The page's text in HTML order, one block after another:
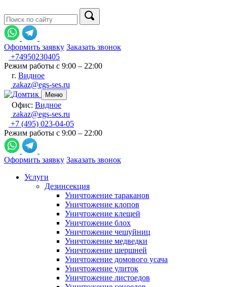
Оформить заявку Заказать звонок
+74950230405
Режим работы с 9:00 – 22:00
г. Видное
zakaz@egs-ses.ru
Меню
Офис: Видное
zakaz@egs-ses.ru
+7 (495) 023-04-05
Режим работы с 9:00 – 22:00
Оформить заявку Заказать звонок
Услуги
Дезинсекция
Уничтожение тараканов
Уничтожение клопов
Уничтожение клещей
Уничтожение блох
Уничтожение чешуйниц
Уничтожение медведки
Уничтожение шершней
Уничтожение домового усача
Уничтожение улиток
Уничтожение листоедов